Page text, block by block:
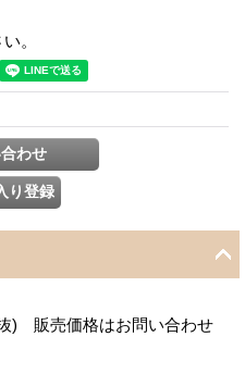
。
) 販売価格はお問い合わせ